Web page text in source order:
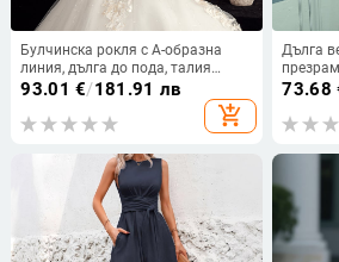
Булчинска рокля с А-образна
линия, дълга до пода, талия
средна, ръкав 3/4, полиестерен
93.01 €/181.91 лв
add_shopping_cart
Дълга
73.68